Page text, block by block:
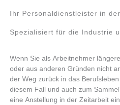
Ihr Personaldienstleister in
Spezialisiert für die Industrie
Wenn Sie als Arbeitnehmer
oder aus anderen Gründen nicht
der Weg zurück in das
diesem Fall und auch zum
eine Anstellung in der Zeitarbeit